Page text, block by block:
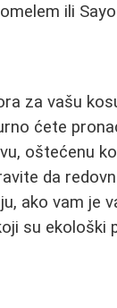
ili
za vašu
ćete
oštećenu
da
ako vam je
su ekološki